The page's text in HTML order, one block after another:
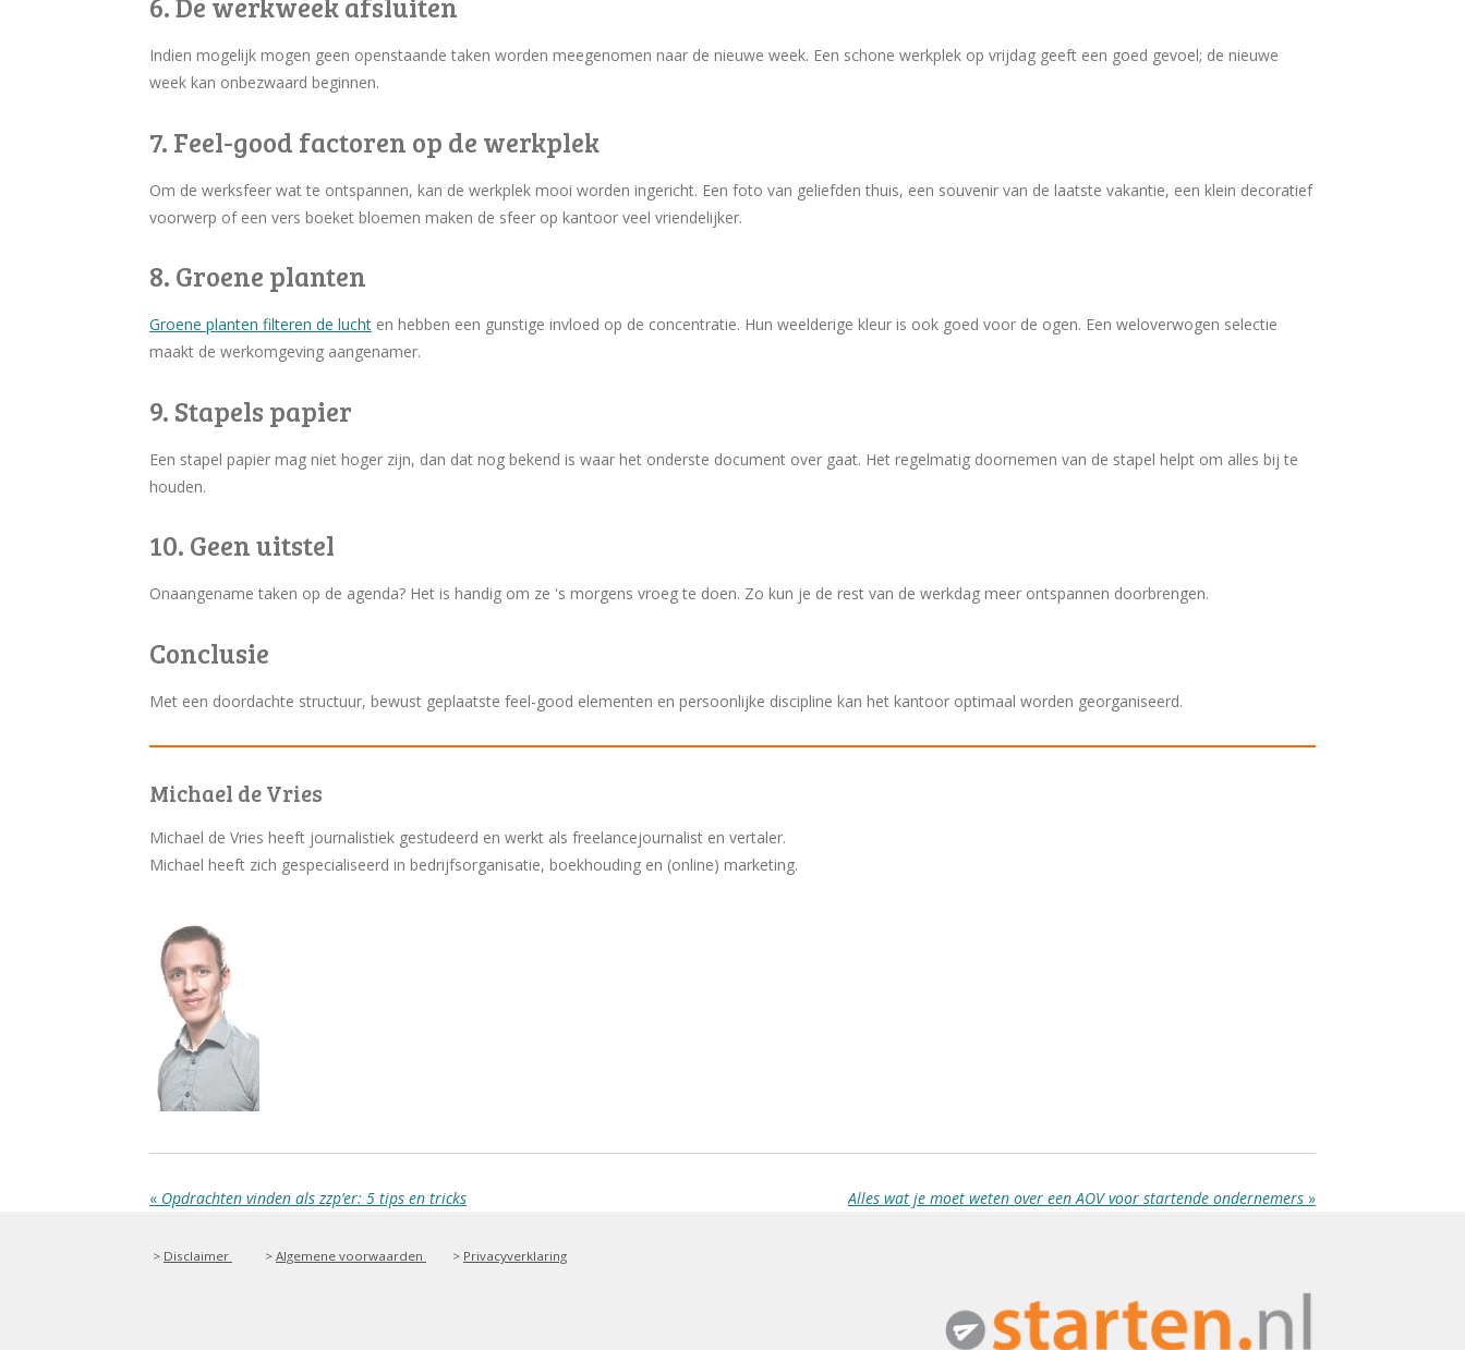
Indien mogelijk mogen geen openstaande taken worden meegenomen naar de nieuwe week. Een schone werkplek op vrijdag geeft een goed gevoel; de nieuwe
week kan onbezwaard beginnen.
7. Feel-good factoren op de werkplek
Om de werksfeer wat te ontspannen, kan de werkplek mooi worden ingericht. Een foto van geliefden thuis, een souvenir van de laatste vakantie, een klein decoratief
voorwerp of een vers boeket bloemen maken de sfeer op kantoor veel vriendelijker.
8. Groene planten
Groene planten filteren de lucht en hebben een gunstige invloed op de concentratie. Hun weelderige kleur is ook goed voor de ogen. Een weloverwogen selectie
maakt de werkomgeving aangenamer.
9. Stapels papier
Een stapel papier mag niet hoger zijn, dan dat nog bekend is waar het onderste document over gaat. Het regelmatig doornemen van de stapel helpt om alles bij te
houden.
10. Geen uitstel
Onaangename taken op de agenda? Het is handig om ze 's morgens vroeg te doen. Zo kun je de rest van de werkdag meer ontspannen doorbrengen.
Conclusie
Met een doordachte structuur, bewust geplaatste feel-good elementen en persoonlijke discipline kan het kantoor optimaal worden georganiseerd.
Michael de Vries
Michael de Vries heeft journalistiek gestudeerd en werkt als freelancejournalist en vertaler.
Michael heeft zich gespecialiseerd in bedrijfsorganisatie, boekhouding en (online) marketing.
« Opdrachten vinden als zzp’er: 5 tips en tricks Alles wat je moet weten over een AOV voor startende ondernemers »
> Disclaimer > Algemene voorwaarden > Privacyverklaring